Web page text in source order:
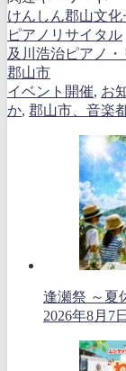
けんしん郡山文化
ピアノリサイタル
及川浩治ピアノ
郡山市
イベント開催, お
か, 郡山市、音楽
逢瀬祭 ～夏
2026年8月7日